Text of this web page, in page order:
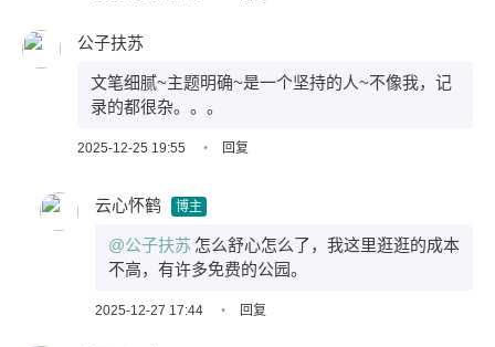
公子扶苏
文笔细腻~主题明确~是一个坚持的人~不像我，记
录的都很杂。。。
2025-12-25 19:55 • 回复
云心怀鹤 博主
@公子扶苏 怎么舒心怎么了，我这里逛逛的成本
不高，有许多免费的公园。
2025-12-27 17:44 • 回复